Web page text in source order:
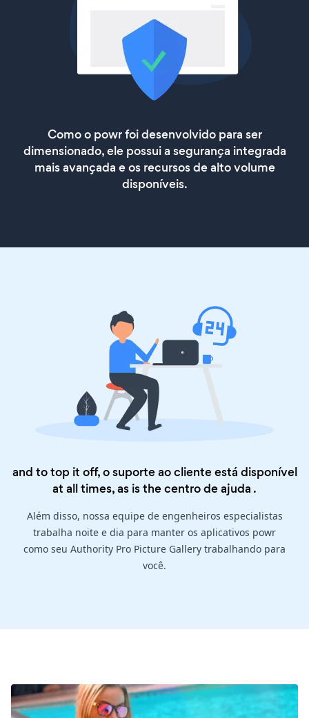
Como o powr foi desenvolvido para ser
dimensionado, ele possui a segurança integrada
mais avançada e os recursos de alto volume
disponíveis.
and to top it off, o suporte ao cliente está disponível
at all times, as is thecentro de ajuda .
Além disso, nossa equipe de engenheiros especialistas
trabalha noite e dia para manter os aplicativos powr
como seu Authority Pro Picture Gallery trabalhando para
você.